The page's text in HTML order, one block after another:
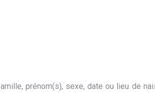
prénom(s), sexe, date ou lieu de